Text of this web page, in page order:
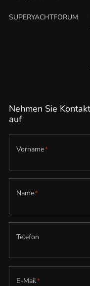
SUPERYACHTFORUM
Nehmen Sie Kontakt
auf
Vorname*
Name*
Telefon
E-Mail*